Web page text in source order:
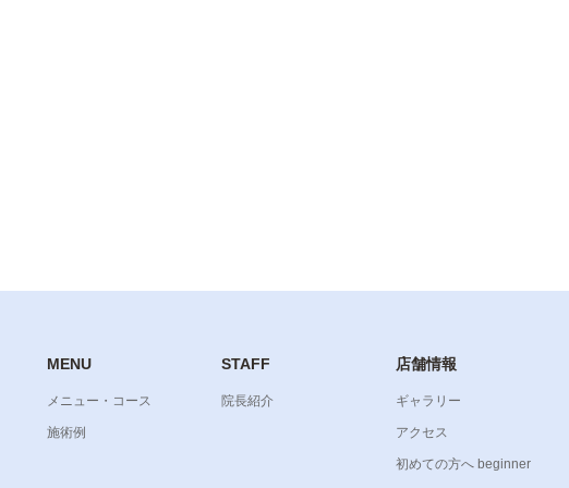
MENU
メニュー・コース
施術例
STAFF
院長紹介
店舗情報
ギャラリー
アクセス
初めての方へ beginner